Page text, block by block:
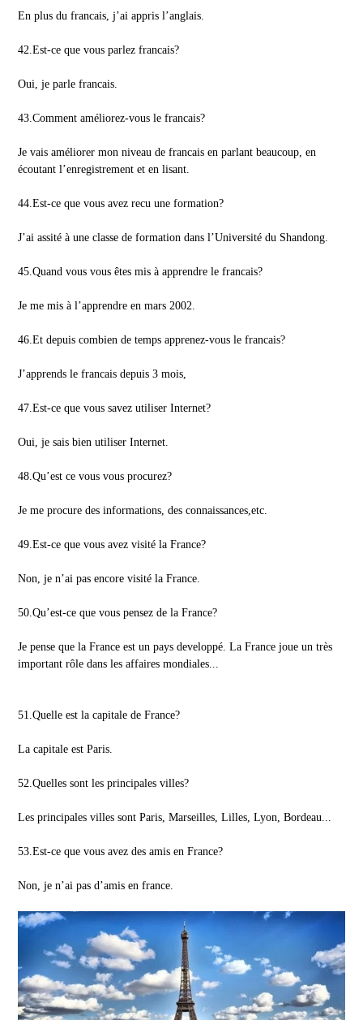
En plus du francais, j’ai appris l’anglais.
42.Est-ce que vous parlez francais?
Oui, je parle francais.
43.Comment améliorez-vous le francais?
Je vais améliorer mon niveau de francais en parlant beaucoup, en
écoutant l’enregistrement et en lisant.
44.Est-ce que vous avez recu une formation?
J’ai assité à une classe de formation dans l’Université du Shandong.
45.Quand vous vous êtes mis à apprendre le francais?
Je me mis à l’apprendre en mars 2002.
46.Et depuis combien de temps apprenez-vous le francais?
J’apprends le francais depuis 3 mois,
47.Est-ce que vous savez utiliser Internet?
Oui, je sais bien utiliser Internet.
48.Qu’est ce vous vous procurez?
Je me procure des informations, des connaissances,etc.
49.Est-ce que vous avez visité la France?
Non, je n’ai pas encore visité la France.
50.Qu’est-ce que vous pensez de la France?
Je pense que la France est un pays developpé. La France joue un très
important rôle dans les affaires mondiales...
51.Quelle est la capitale de France?
La capitale est Paris.
52.Quelles sont les principales villes?
Les principales villes sont Paris, Marseilles, Lilles, Lyon, Bordeau...
53.Est-ce que vous avez des amis en France?
Non, je n’ai pas d’amis en france.